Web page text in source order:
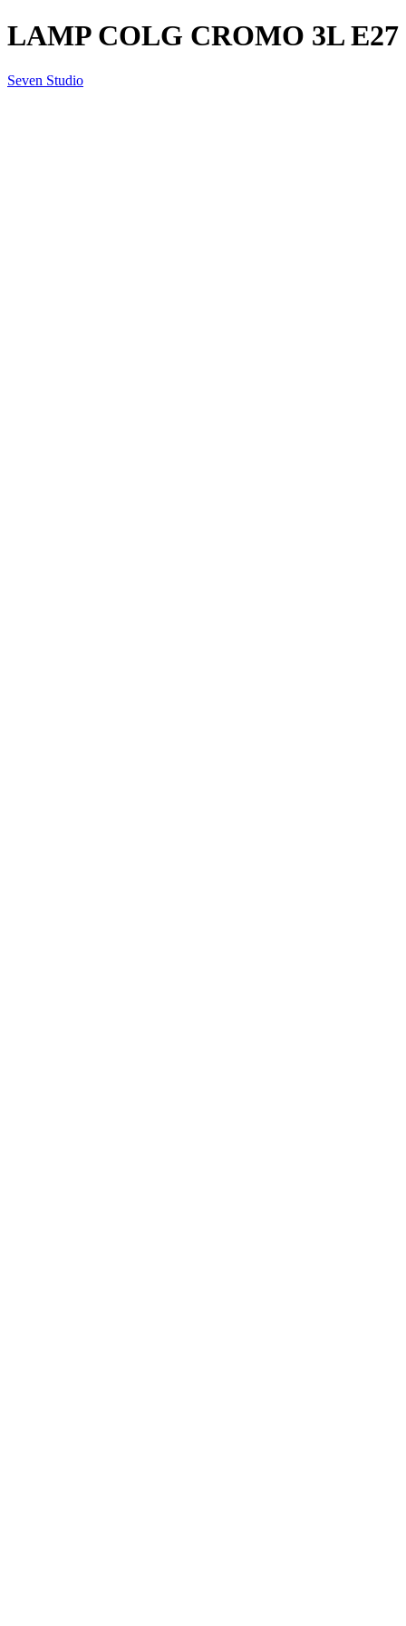
LAMP COLG CROMO 3L E27
Seven Studio